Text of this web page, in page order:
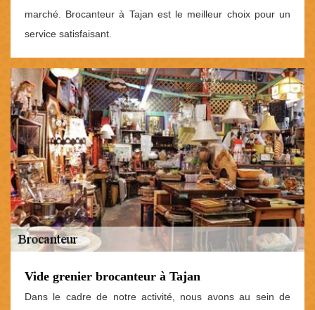
marché. Brocanteur à Tajan est le meilleur choix pour un
service satisfaisant.
Vide grenier brocanteur à Tajan
Dans le cadre de notre activité, nous avons au sein de